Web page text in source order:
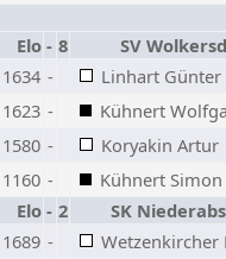
Elo - 8
SV
1634 -
Linhart Günter
1623 -
Kühnert
1580 -
Koryakin Artur
1160 -
Kühnert Simon
Elo - 2
SK
1689 - Wetzenkircher